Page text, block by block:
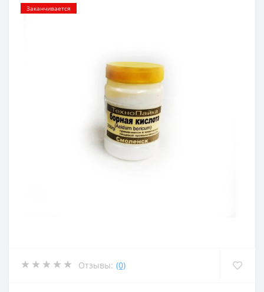
Заканчивается
Отзывы: (0)